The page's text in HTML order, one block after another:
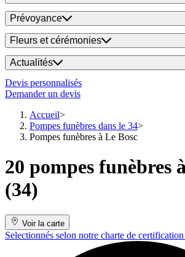
Prévoyance
Fleurs et cérémonies
Actualités
Devis personnalisés
Demander un devis
Accueil
Pompes funèbres dans le 34
Pompes funèbres à Le Bosc
20 pompes funèbres
(34)
Voir la carte
Selectionnés selon notre charte de certification